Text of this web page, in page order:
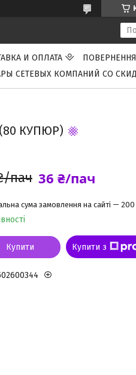
И ОПЛАТА
СЕТЕВЫХ КОМПАНИЙ СО
КУПЮР)
пач 36 ₴/пач
сума замовлення на сайті —
Купити Купити з